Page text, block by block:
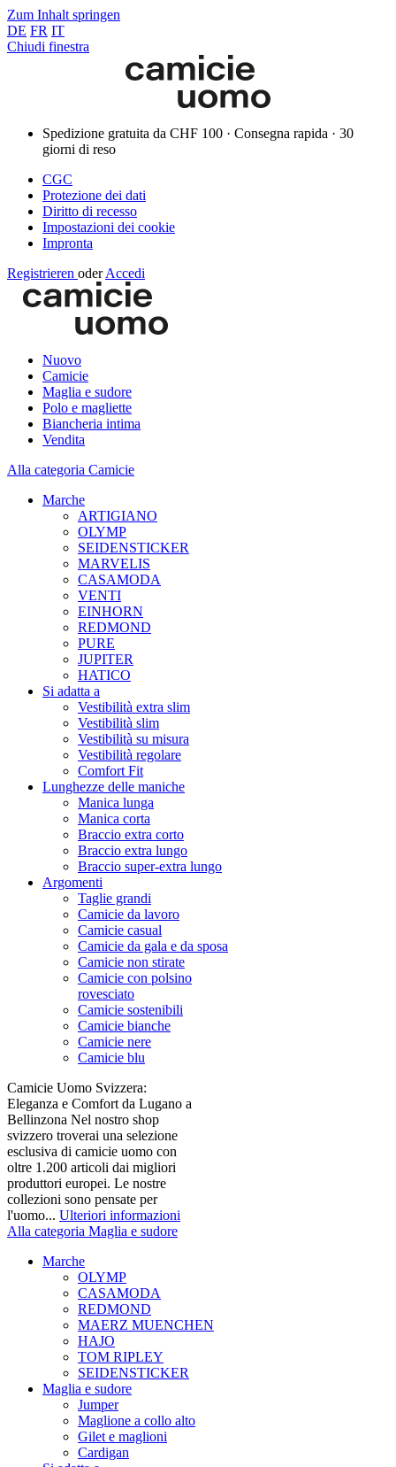
Zum Inhalt springen
DE FR IT
Chiudi finestra
Spedizione gratuita da CHF 100 · Consegna rapida · 30
giorni di reso
CGC
Protezione dei dati
Diritto di recesso
Impostazioni dei cookie
Impronta
Registrieren oder Accedi
Nuovo
Camicie
Maglia e sudore
Polo e magliette
Biancheria intima
Vendita
Alla categoria Camicie
Marche
ARTIGIANO
OLYMP
SEIDENSTICKER
MARVELIS
CASAMODA
VENTI
EINHORN
REDMOND
PURE
JUPITER
HATICO
Si adatta a
Vestibilità extra slim
Vestibilità slim
Vestibilità su misura
Vestibilità regolare
Comfort Fit
Lunghezze delle maniche
Manica lunga
Manica corta
Braccio extra corto
Braccio extra lungo
Braccio super-extra lungo
Argomenti
Taglie grandi
Camicie da lavoro
Camicie casual
Camicie da gala e da sposa
Camicie non stirate
Camicie con polsino
rovesciato
Camicie sostenibili
Camicie bianche
Camicie nere
Camicie blu
Camicie Uomo Svizzera:
Eleganza e Comfort da Lugano a
Bellinzona Nel nostro shop
svizzero troverai una selezione
esclusiva di camicie uomo con
oltre 1.200 articoli dai migliori
produttori europei. Le nostre
collezioni sono pensate per
l'uomo... Ulteriori informazioni
Alla categoria Maglia e sudore
Marche
OLYMP
CASAMODA
REDMOND
MAERZ MUENCHEN
HAJO
TOM RIPLEY
SEIDENSTICKER
Maglia e sudore
Jumper
Maglione a collo alto
Gilet e maglioni
Cardigan